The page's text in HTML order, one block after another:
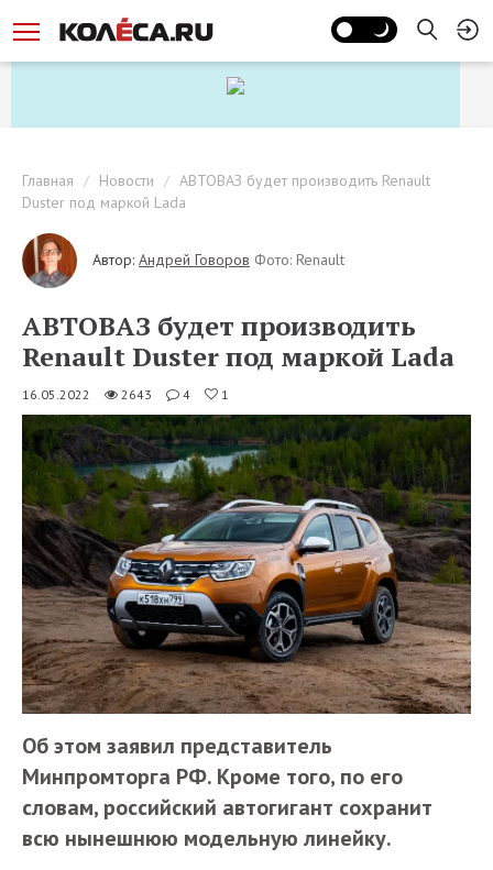
Главная Новости
АВТОВАЗ будет производить Renault
Duster под маркой Lada
Автор: Андрей Говоров Фото: Renault
АВТОВАЗ будет производить
Renault Duster под маркой Lada
16.05.2022 2643 4 1
Об этом заявил представитель
Минпромторга РФ. Кроме того, по его
словам, российский автогигант сохранит
всю нынешнюю модельную линейку.